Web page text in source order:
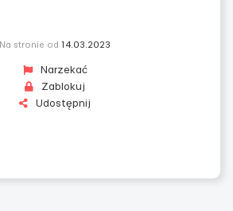
Na stronie od 14.03.2023
Narzekać
Zablokuj
Udostępnij